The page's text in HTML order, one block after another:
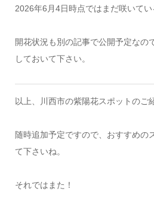
2026年6月4日時点ではまだ咲いてい
開花状況も別の記事で公開予定なの
しておいて下さい。
以上、川西市の紫陽花スポットのご
随時追加予定ですので、おすすめの
て下さいね。
それではまた！